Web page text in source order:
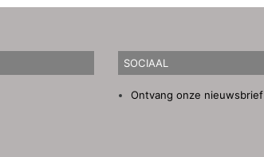
SOCIAAL
Ontvang onze nieuwsbrief